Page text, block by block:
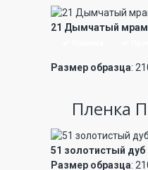
21 Дымчатый
Размер образца:
Пленка
51 золотистый дуб
Размер образца: